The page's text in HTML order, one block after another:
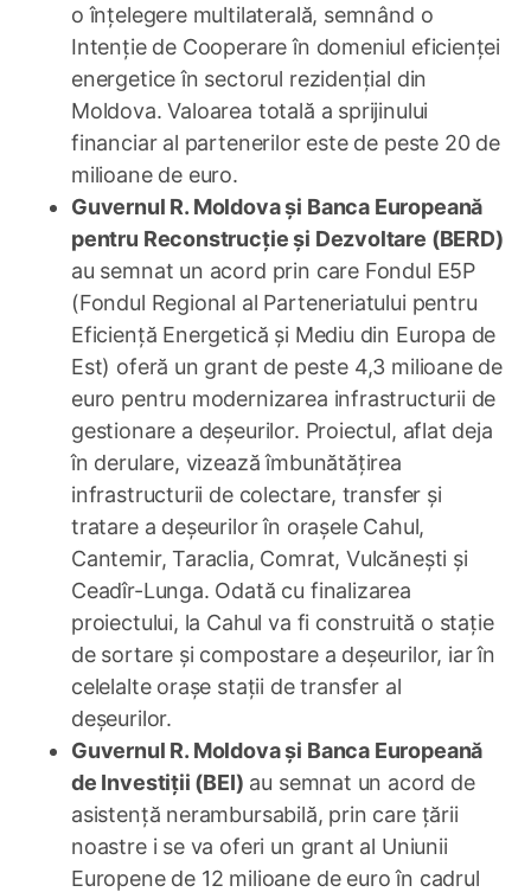
o înțelegere multilaterală, semnând o
Intenție de Cooperare în domeniul eficienței
energetice în sectorul rezidențial din
Moldova. Valoarea totală a sprijinului
financiar al partenerilor este de peste 20 de
milioane de euro.
Guvernul R. Moldova și Banca Europeană
pentru Reconstrucție și Dezvoltare (BERD)
au semnat un acord prin care Fondul E5P
(Fondul Regional al Parteneriatului pentru
Eficiență Energetică și Mediu din Europa de
Est) oferă un grant de peste 4,3 milioane de
euro pentru modernizarea infrastructurii de
gestionare a deșeurilor. Proiectul, aflat deja
în derulare, vizează îmbunătățirea
infrastructurii de colectare, transfer și
tratare a deșeurilor în orașele Cahul,
Cantemir, Taraclia, Comrat, Vulcănești și
Ceadîr-Lunga. Odată cu finalizarea
proiectului, la Cahul va fi construită o stație
de sortare și compostare a deșeurilor, iar în
celelalte orașe stații de transfer al
deșeurilor.
Guvernul R. Moldova și Banca Europeană
de Investiții (BEI) au semnat un acord de
asistență nerambursabilă, prin care țării
noastre i se va oferi un grant al Uniunii
Europene de 12 milioane de euro în cadrul